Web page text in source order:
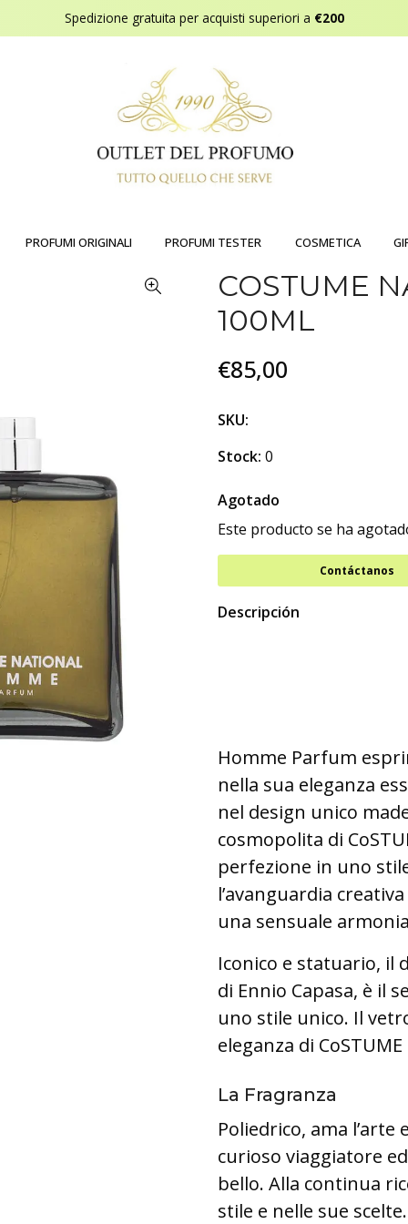
Spedizione gratuita per acquisti superiori a €200
PROFUMI ORIGINALI PROFUMI TESTER COSMETICA
COSTUME
100ML
€85,00
SKU:
Stock: 0
Agotado
Este producto se ha
Contáctanos
Descripción
Homme Parfum
nella sua eleganza
nel design unico
cosmopolita di
perfezione in uno
l’avanguardia
una sensuale
Iconico e statuario, il
di Ennio Capasa, è il
uno stile unico. Il
eleganza di
La Fragranza
Poliedrico, ama
curioso viaggiatore
bello. Alla continua
stile e nelle sue